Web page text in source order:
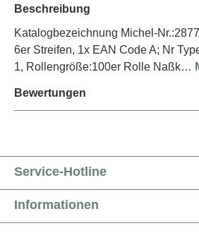
Beschreibung
Katalogbezeichnung Michel-
6er Streifen, 1x EAN Code A; Nr
1, Rollengröße:100er Rolle Naßk…
Bewertungen
Service-Hotline
Informationen